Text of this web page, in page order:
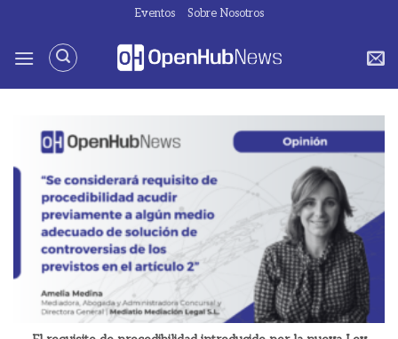
contenido
Eventos Sobre Nosotros